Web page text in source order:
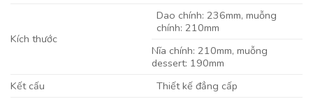
Kích thước
Dao chính: 236mm, muỗng
chính: 210mm
Nĩa chính: 210mm, muỗng
dessert: 190mm
Kết cấu
Thiết kế đẳng cấp